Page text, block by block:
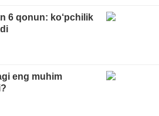
6 qonun: ko‘pchilik
eng muhim